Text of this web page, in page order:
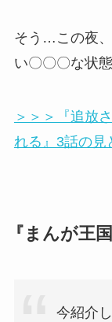
そう…この夜
い〇〇〇な状
＞＞＞『追放
れる』3話の見
『まんが王
今紹介